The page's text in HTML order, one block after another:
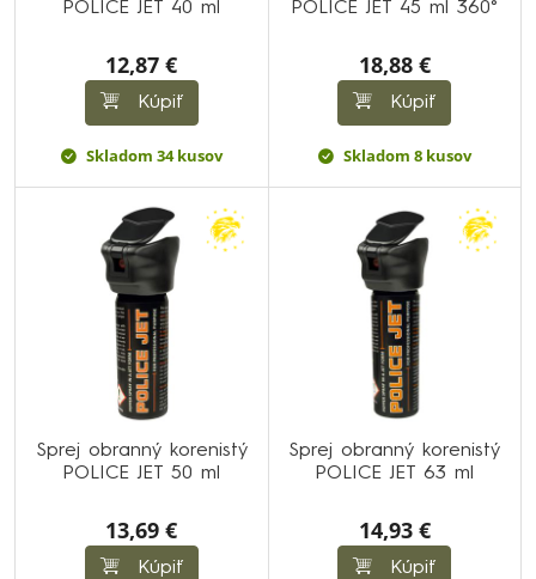
POLICE JET 40 ml
12,87 €
Kúpiť
Skladom 34 kusov
POLICE JET 45 ml 360°
18,88 €
Kúpiť
Skladom 8 kusov
Sprej obranný korenistý
POLICE JET 50 ml
13,69 €
Kúpiť
Sprej obranný korenistý
POLICE JET 63 ml
14,93 €
Kúpiť